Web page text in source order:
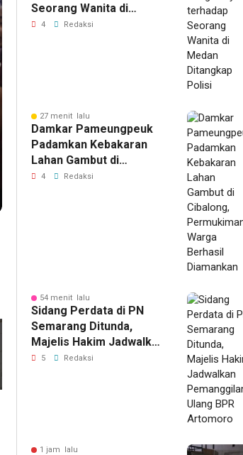
Seorang Wanita di
Medan Ditangkap Polisi
4 Redaksi
27 menit lalu
Damkar Pameungpeuk
Padamkan Kebakaran
Lahan Gambut di
Cibalong, Permukiman
4 Redaksi
54 menit lalu
Sidang Perdata di PN
Semarang Ditunda,
Majelis Hakim Jadwalkan
Pemanggilan Ulang BPR
5 Redaksi
1 jam lalu